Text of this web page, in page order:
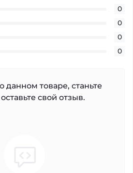
0
0
0
0
данном товаре, станьте
свой отзыв.